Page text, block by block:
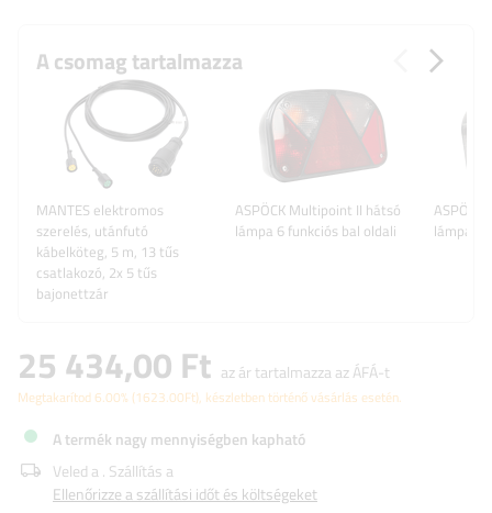
A csomag tartalmazza
MANTES elektromos
szerelés, utánfutó
kábelköteg, 5 m, 13 tűs
csatlakozó, 2x 5 tűs
bajonettzár
ASPÖCK Multipoint II hátsó
lámpa 6 funkciós bal oldali
lámpa 6
25 434,00 Ft az ár tartalmazza az ÁFÁ-t
Megtakarítod 6.00% (1623.00Ft), készletben történő vásárlás esetén.
A termék nagy mennyiségben kapható
Veled a. Szállítás a
Ellenőrizze a szállítási időt és költségeket